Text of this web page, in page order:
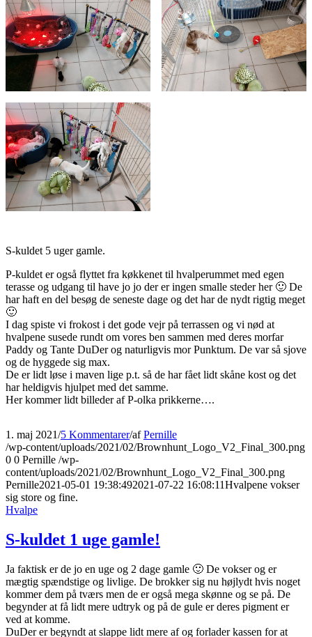
S-kuldet 5 uger gamle.
P-kuldet er også flyttet fra køkkenet til hvalperummet med egen
terasse og udgang til have jo jo der er ingen smalle steder her 🙂 De
har haft en del besøg de seneste dage og det har de nydt rigtig meget
🙂
I dag spiste vi frokost i det gode vejr på terrassen og vi nød at
hvalpene susede rundt om vores ben sammen med deres morfar
Paddy og Tante DuDer og naturligvis mor Punktum. De var så sjove
og de hyggede sig max.
De er lidt løse i maven lige p.t. så de har fået lidt skåne kost og det
har heldigvis hjulpet med det samme.
Her kommer lidt billeder af P-olka prikkerne….
1. maj 2021/5 Kommentarer/afPernille
/wp-content/uploads/2021/02/Brownhunt_Logo_V2_Final_300.png
0 0 Pernille /wp-
content/uploads/2021/02/Brownhunt_Logo_V2_Final_300.png
Pernille2021-05-01 19:38:492021-07-22 16:08:11Hvalpene vokser
sig store og fine.
Hvalpe
S-kuldet 1 uge gamle!
Ja faktisk er de jo en uge og 2 dage gamle 🙂 De vokser og er
mægtig spændstige og livlige. De brokker sig nu højlydt hvis noget
kommer dem på tværs men de er også mega skønne og se på. De
begynder at få lidt mere udtryk og på de gule er deres pigment er
ved at komme.
DuDer er begyndt at slappe lidt mere af og forlader kassen for at